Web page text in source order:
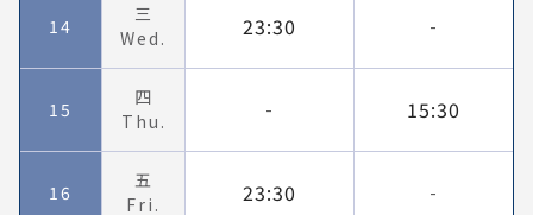
14
三
Wed.
23:30 -
15
四
Thu.
- 15:30
16
五
Fri.
23:30 -